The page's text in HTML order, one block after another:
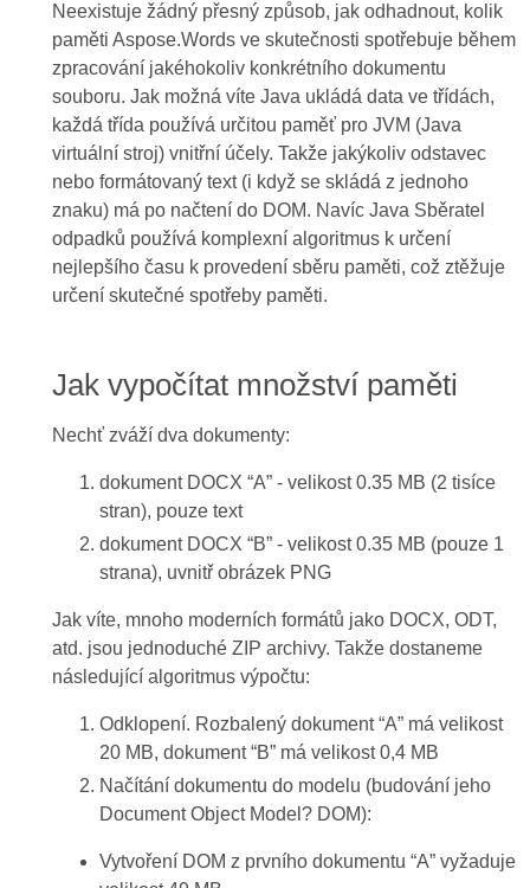
Neexistuje žádný přesný způsob, jak odhadnout, kolik
paměti Aspose.Words ve skutečnosti spotřebuje během
zpracování jakéhokoliv konkrétního dokumentu
souboru. Jak možná víte Java ukládá data ve třídách,
každá třída používá určitou paměť pro JVM (Java
virtuální stroj) vnitřní účely. Takže jakýkoliv odstavec
nebo formátovaný text (i když se skládá z jednoho
znaku) má po načtení do DOM. Navíc Java Sběratel
odpadků používá komplexní algoritmus k určení
nejlepšího času k provedení sběru paměti, což ztěžuje
určení skutečné spotřeby paměti.
Jak vypočítat množství paměti
Nechť zváží dva dokumenty:
dokument DOCX “A” - velikost 0.35 MB (2 tisíce
stran), pouze text
dokument DOCX “B” - velikost 0.35 MB (pouze 1
strana), uvnitř obrázek PNG
Jak víte, mnoho moderních formátů jako DOCX, ODT,
atd. jsou jednoduché ZIP archivy. Takže dostaneme
následující algoritmus výpočtu:
Odklopení. Rozbalený dokument “A” má velikost
20 MB, dokument “B” má velikost 0,4 MB
Načítání dokumentu do modelu (budování jeho
Document Object Model? DOM):
Vytvoření DOM z prvního dokumentu “A” vyžaduje